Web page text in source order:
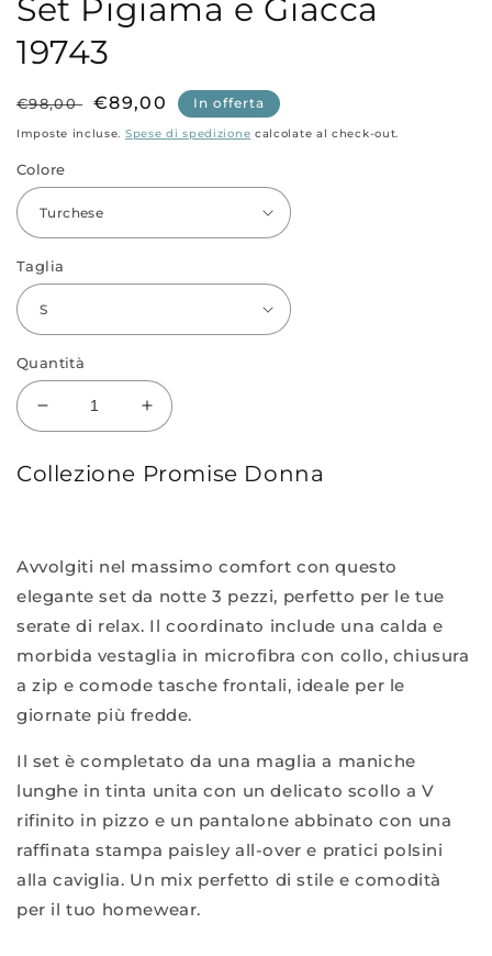
modale
Set Pigiama e Giacca
19743
Prezzo
di
€98,00
Prezzo
scontato
€89,00 In offerta
Imposte incluse. Spese di spedizione calcolate al check-out.
Colore
Taglia
Quantità
Diminuisci
quantità
per
Set
19743
Aumenta
quantità
per
Set
19743
Collezione Promise Donna
Avvolgiti nel massimo comfort con questo
elegante set da notte 3 pezzi, perfetto per le tue
serate di relax. Il coordinato include una calda e
morbida vestaglia in microfibra con collo, chiusura
a zip e comode tasche frontali, ideale per le
giornate più fredde.
Il set è completato da una maglia a maniche
lunghe in tinta unita con un delicato scollo a V
rifinito in pizzo e un pantalone abbinato con una
raffinata stampa paisley all-over e pratici polsini
alla caviglia. Un mix perfetto di stile e comodità
per il tuo homewear.